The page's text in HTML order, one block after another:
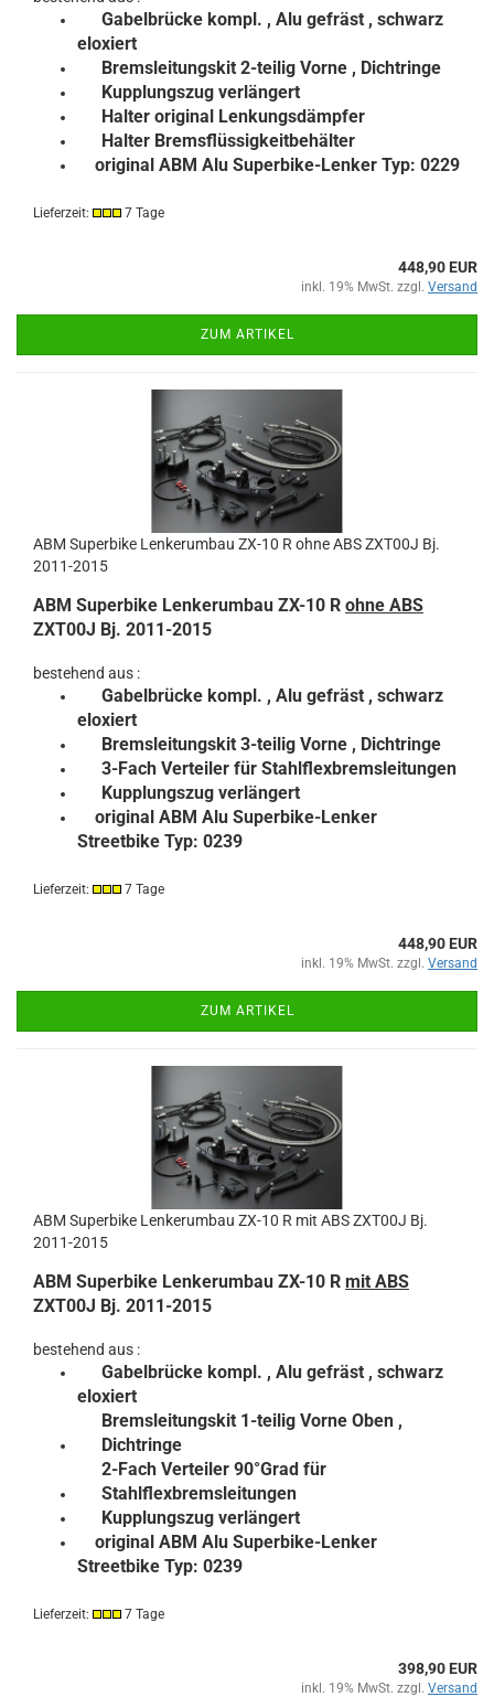
Gabelbrücke kompl. , Alu gefräst , schwarz
eloxiert
Bremsleitungskit 2-teilig Vorne , Dichtringe
Kupplungszug verlängert
Halter original Lenkungsdämpfer
Halter Bremsflüssigkeitbehälter
original ABM Alu Superbike-Lenker Typ: 0229
Lieferzeit: 7 Tage
448,90 EUR
inkl. 19% MwSt. zzgl. Versand
ZUM ARTIKEL
ABM Superbike Lenkerumbau ZX-10 R ohne ABS ZXT00J Bj.
2011-2015
ABM Superbike Lenkerumbau ZX-10 R ohne ABS
ZXT00J Bj. 2011-2015
bestehend aus :
Gabelbrücke kompl. , Alu gefräst , schwarz
eloxiert
Bremsleitungskit 3-teilig Vorne , Dichtringe
3-Fach Verteiler für Stahlflexbremsleitungen
Kupplungszug verlängert
original ABM Alu Superbike-Lenker
Streetbike Typ: 0239
Lieferzeit: 7 Tage
448,90 EUR
inkl. 19% MwSt. zzgl. Versand
ZUM ARTIKEL
ABM Superbike Lenkerumbau ZX-10 R mit ABS ZXT00J Bj.
2011-2015
ABM Superbike Lenkerumbau ZX-10 R mit ABS
ZXT00J Bj. 2011-2015
bestehend aus :
Gabelbrücke kompl. , Alu gefräst , schwarz
eloxiert
Bremsleitungskit 1-teilig Vorne Oben ,
Dichtringe
2-Fach Verteiler 90°Grad für
Stahlflexbremsleitungen
Kupplungszug verlängert
original ABM Alu Superbike-Lenker
Streetbike Typ: 0239
Lieferzeit: 7 Tage
398,90 EUR
inkl. 19% MwSt. zzgl. Versand